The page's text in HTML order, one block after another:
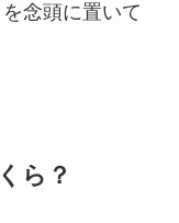
念頭に置いて
ら？